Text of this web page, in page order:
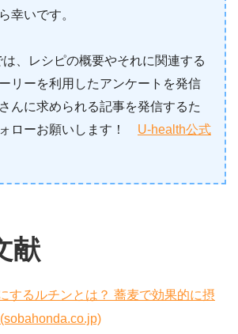
幸いです。
、レシピの概要やそれに関連する
リーを利用したアンケートを発信
んに求められる記事を発信するた
ローお願いします！ U-health公式
献
するルチンとは？ 蕎麦で効果的に摂